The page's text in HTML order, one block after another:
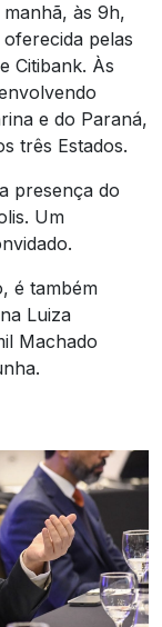
às 9h,
pelas
Citibank. Às
e do Paraná,
três Estados.
presença do
Um
é também
Luiza
Machado